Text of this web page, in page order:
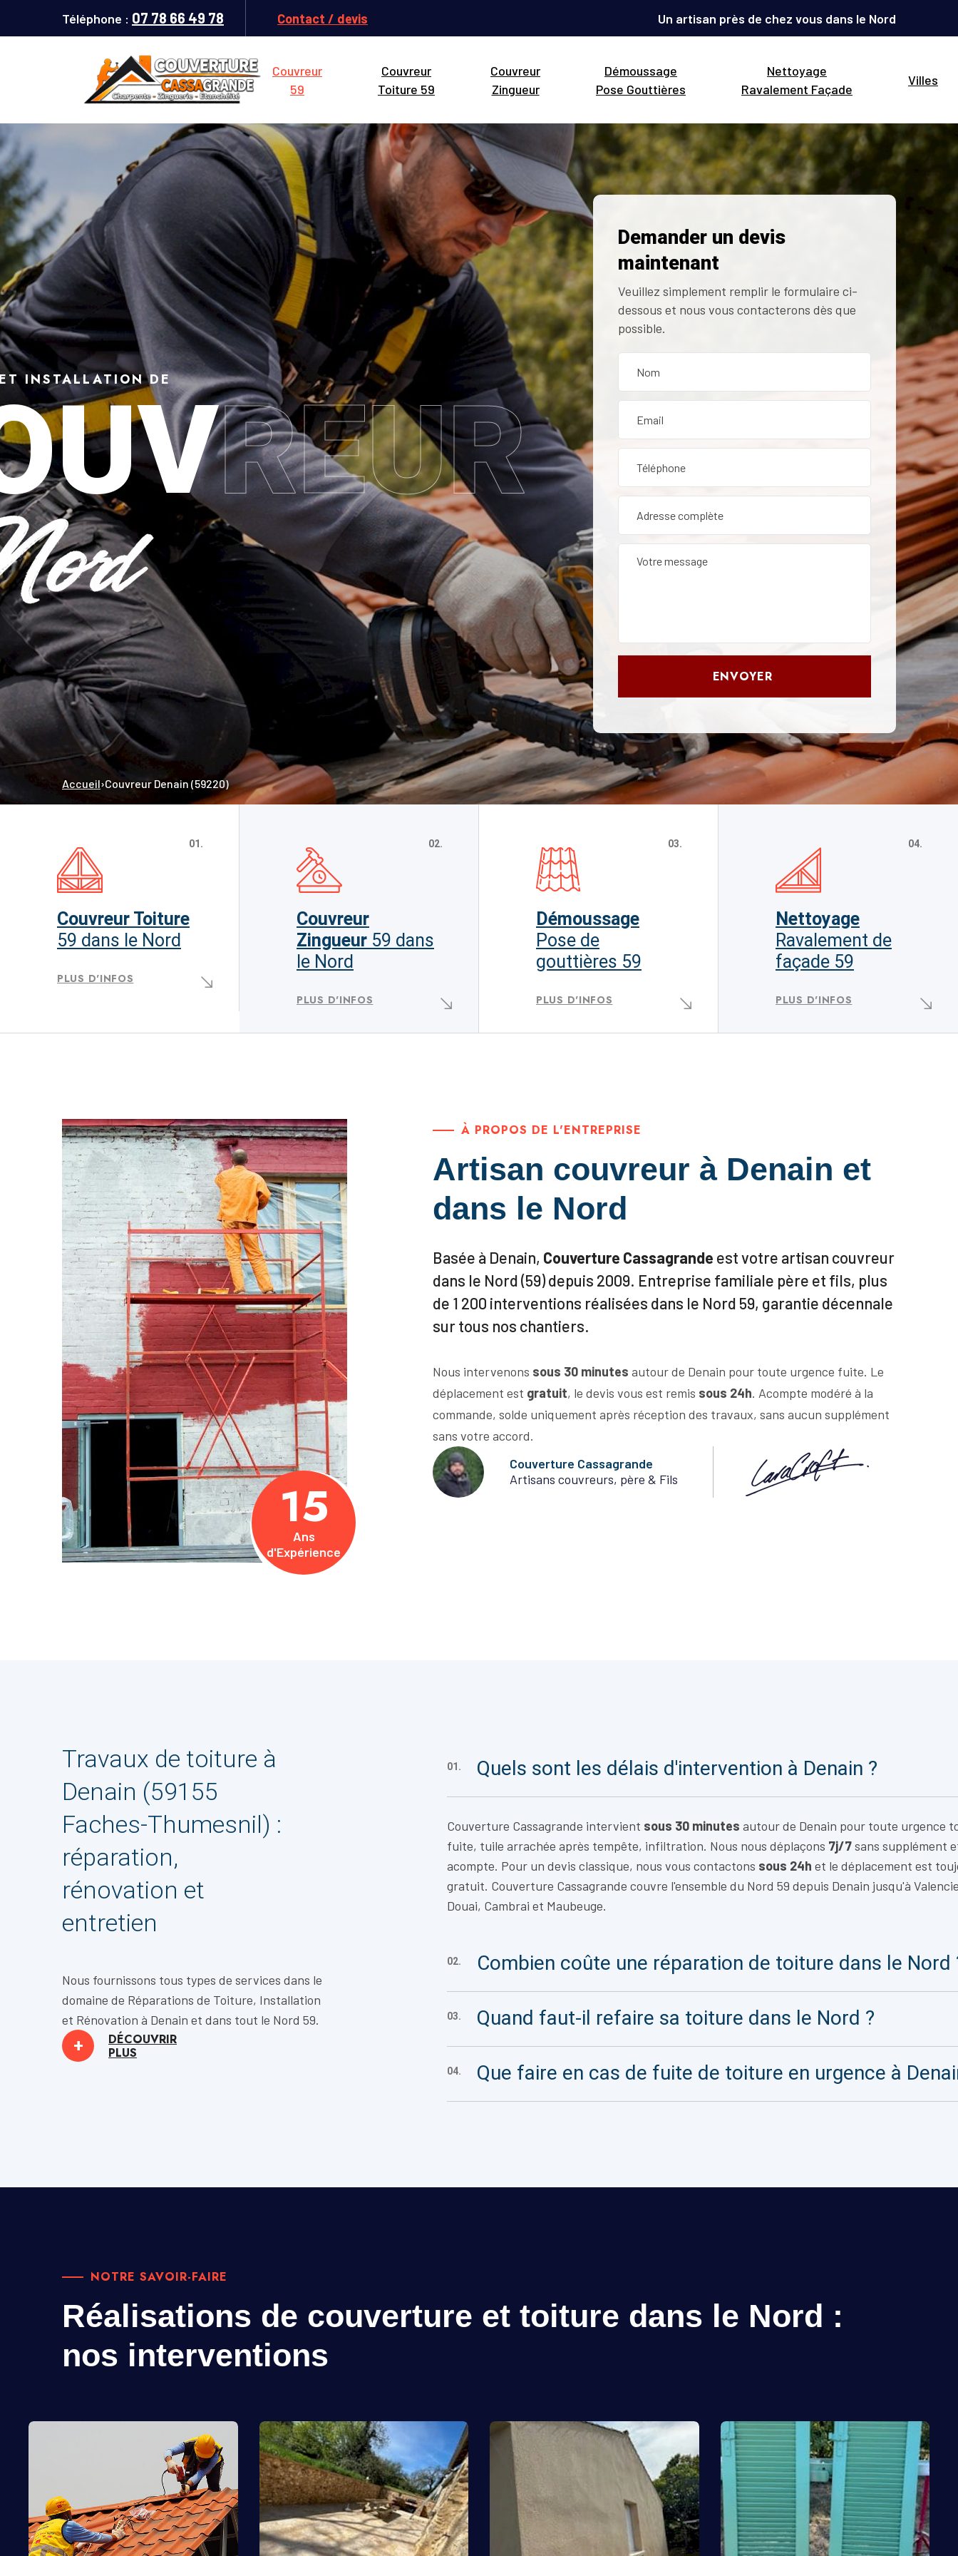
Téléphone : 07 78 66 49 78 Contact / devis Un artisan près de chez vous dans le Nord
Couvreur
59
Couvreur
Toiture 59
Couvreur
Zingueur
Démoussage
Pose Gouttières
Nettoyage
Ravalement Façade
Villes
INSTALLATION DE
Denain (59220) : réparation, rénovation et entretien de toiture dans le
REUR
Demander un devis
maintenant
Veuillez simplement remplir le formulaire ci-
dessous et nous vous contacterons dès que
possible.
ENVOYER
Accueil›Couvreur Denain (59220)
01.
Couvreur Toiture
59 dans le Nord
PLUS D'INFOS
02.
Couvreur
Zingueur 59 dans
le Nord
PLUS D'INFOS
03.
Démoussage
Pose de
gouttières 59
PLUS D'INFOS
04.
Nettoyage
Ravalement de
façade 59
PLUS D'INFOS
15
Ans
d'Expérience
À PROPOS DE L'ENTREPRISE
Artisan couvreur à Denain et
dans le Nord
Basée à Denain, Couverture Cassagrande est votre artisan couvreur
dans le Nord (59) depuis 2009. Entreprise familiale père et fils, plus
de 1 200 interventions réalisées dans le Nord 59, garantie décennale
sur tous nos chantiers.
Nous intervenons sous 30 minutes autour de Denain pour toute urgence fuite. Le
déplacement est gratuit, le devis vous est remis sous 24h. Acompte modéré à la
commande, solde uniquement après réception des travaux, sans aucun supplément
sans votre accord.
Couverture Cassagrande
Artisans couvreurs, père & Fils
Travaux de toiture à
Denain (59155
Faches-Thumesnil) :
réparation,
rénovation et
entretien
Nous fournissons tous types de services dans le
domaine de Réparations de Toiture, Installation
et Rénovation à Denain et dans tout le Nord 59.
+
DÉCOUVRIR
PLUS
01. Quels sont les délais d'intervention à Denain ?
Couverture Cassagrande intervient sous 30 minutes autour de Denain pour toute urgence
fuite, tuile arrachée après tempête, infiltration. Nous nous déplaçons 7j/7sans supplément
acompte. Pour un devis classique, nous vous contactons sous 24h et le déplacement est
gratuit. Couverture Cassagrande couvre l'ensemble du Nord 59 depuis Denain jusqu'à
Douai, Cambrai et Maubeuge.
02. Combien coûte une réparation de toiture dans le Nord
03. Quand faut-il refaire sa toiture dans le Nord ?
04. Que faire en cas de fuite de toiture en urgence à
NOTRE SAVOIR-FAIRE
Réalisations de couverture et toiture dans le Nord :
nos interventions